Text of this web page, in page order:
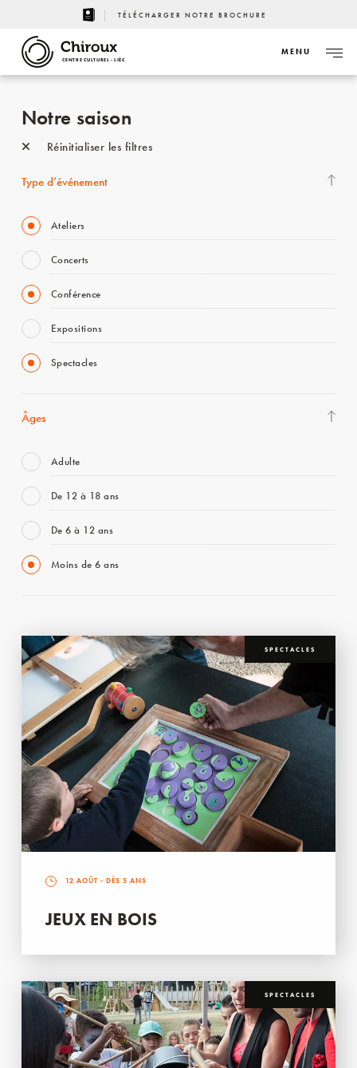
TÉLÉCHARGER NOTRE BROCHURE
CENTRE CULTUREL - LIÈGE
MENU
Notre saison
Réinitialiser les filtres
Type d’événement
Ateliers
Concerts
Conférence
Expositions
Spectacles
Âges
Adulte
De 12 à 18 ans
De 6 à 12 ans
Moins de 6 ans
SPECTACLES
12 AOÛT - DÈS 5 ANS
JEUX EN BOIS
SPECTACLES